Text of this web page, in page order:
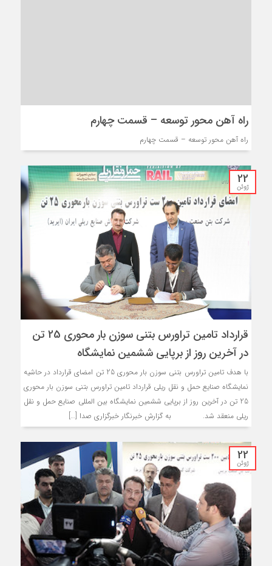
راه آهن محور توسعه – قسمت چهارم
راه آهن محور توسعه – قسمت چهارم
22
ژوئن
قرارداد تامین تراورس بتنی سوزن بار محوری 25 تن
در آخرین روز از برپایی ششمین نمایشگاه
با هدف تامین تراورس بتنی سوزن بار محوری 25 تن امضای قرارداد در حاشیه
نمایشگاه صنایع حمل و نقل ریلی قرارداد تامین تراورس بتنی سوزن بار محوری
25 تن در آخرین روز از برپایی ششمین نمایشگاه بین المللی صنایع حمل و نقل
ریلی منعقد شد. به گزارش خبرنگار خبرگزاری صدا […]
22
ژوئن